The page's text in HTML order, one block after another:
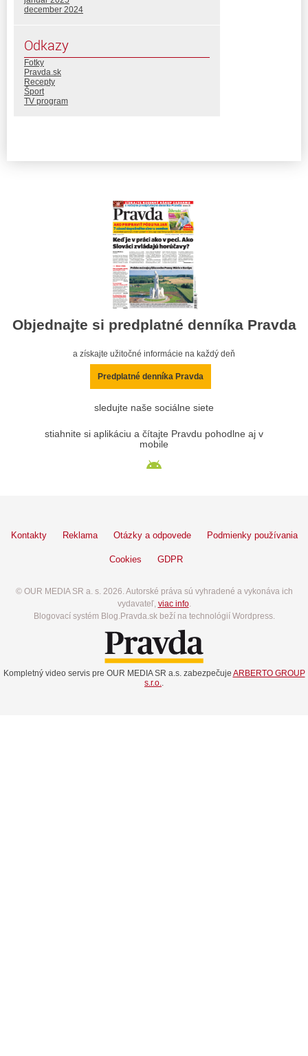
december 2024
Odkazy
Fotky
Pravda.sk
Recepty
Šport
TV program
Objednajte si predplatné denníka Pravda
a získajte užitočné informácie na každý deň
Predplatné denníka Pravda
sledujte naše sociálne siete
stiahnite si aplikáciu a čítajte Pravdu pohodlne aj v
mobile
Kontakty Reklama Otázky a odpovede Podmienky používania
Cookies GDPR
© OUR MEDIA SR a. s. 2026. Autorské práva sú vyhradené a vykonáva ich
vydavateľ, viac info.
Blogovací systém Blog.Pravda.sk beží na technológií Wordpress.
Kompletný video servis pre OUR MEDIA SR a.s. zabezpečuje ARBERTO GROUP
s.r.o..